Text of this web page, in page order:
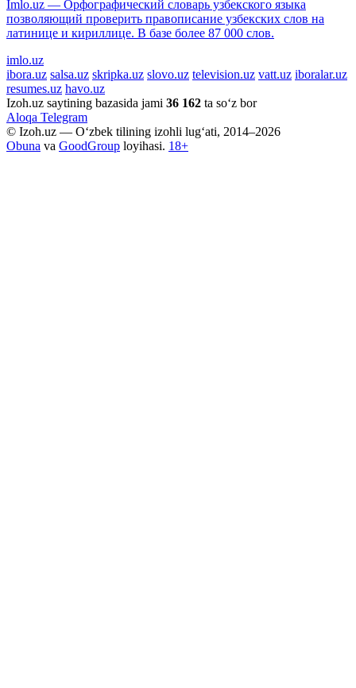
Imlo.uz — Орфографический словарь узбекского языка
позволяющий проверить правописание узбекских слов на
латинице и кириллице. В базе более 87 000 слов.
imlo.uz
ibora.uz salsa.uz skripka.uz slovo.uz television.uz vatt.uz iboralar.uz
resumes.uz havo.uz
Izoh.uz saytining bazasida jami 36 162 ta so‘z bor
Aloqa Telegram
© Izoh.uz — O‘zbek tilining izohli lug‘ati, 2014–2026
Obuna va GoodGroup loyihasi. 18+